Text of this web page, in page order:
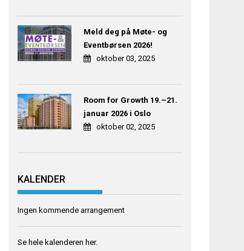
Meld deg på Møte- og
Eventbørsen 2026!
oktober 03, 2025
Room for Growth 19.–21.
januar 2026 i Oslo
oktober 02, 2025
KALENDER
Ingen kommende arrangement
Se hele kalenderen her.